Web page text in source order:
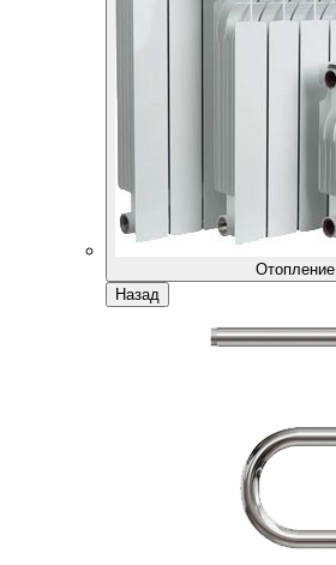
Отопление
Назад